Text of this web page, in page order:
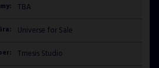
TBA
Universe for Sale
Tmesis Studio